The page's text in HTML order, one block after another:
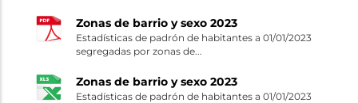
Zonas de barrio y sexo 2023
Estadísticas de padrón de habitantes a 01/01/2023
segregadas por zonas de...
Zonas de barrio y sexo 2023
Estadísticas de padrón de habitantes a 01/01/2023